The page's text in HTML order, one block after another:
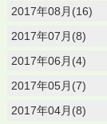
2017年08月(16)
2017年07月(8)
2017年06月(4)
2017年05月(7)
2017年04月(8)